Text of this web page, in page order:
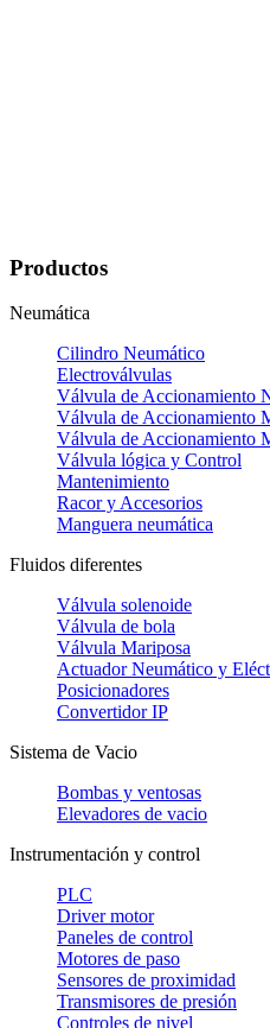
Productos
Neumática
Cilindro Neumático
Electroválvulas
Válvula de Accionamiento
Válvula de Accionamiento
Válvula de Accionamiento
Válvula lógica y Control
Mantenimiento
Racor y Accesorios
Manguera neumática
Fluidos diferentes
Válvula solenoide
Válvula de bola
Válvula Mariposa
Actuador Neumático y
Posicionadores
Convertidor IP
Sistema de Vacio
Bombas y ventosas
Elevadores de vacio
Instrumentación y control
PLC
Driver motor
Paneles de control
Motores de paso
Sensores de proximidad
Transmisores de presión
Controles de nivel